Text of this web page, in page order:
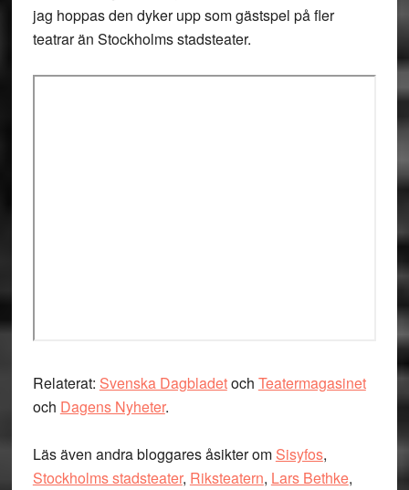
jag hoppas den dyker upp som gästspel på fler
teatrar än Stockholms stadsteater.
Relaterat: Svenska Dagbladetoch Teatermagasinet
och Dagens Nyheter.
Läs även andra bloggares åsikter om Sisyfos,
Stockholms stadsteater, Riksteatern, Lars Bethke,